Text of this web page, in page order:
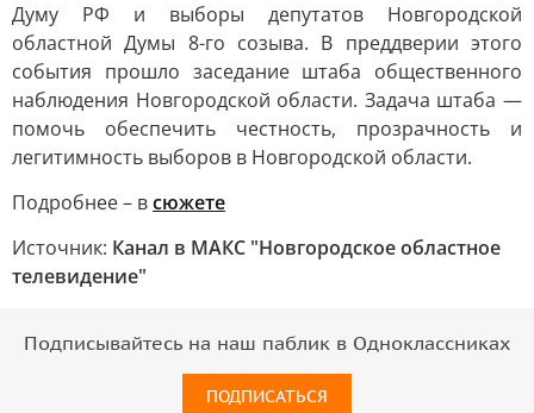
Думу РФ и выборы депутатов Новгородской
областной Думы 8-го созыва. В преддверии этого
события прошло заседание штаба общественного
наблюдения Новгородской области. Задача штаба —
помочь обеспечить честность, прозрачность и
легитимность выборов в Новгородской области.
Подробнее – всюжете
Источник: Канал в МАКС "Новгородское областное
телевидение"
Подписывайтесь на наш паблик в Одноклассниках
ПОДПИСАТЬСЯ